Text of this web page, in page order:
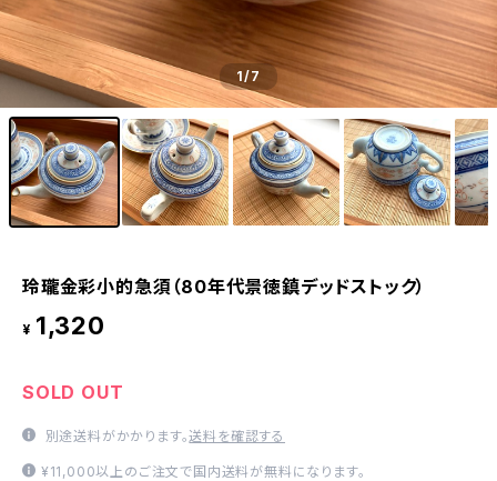
1/7
玲瓏金彩小的急須（80年代景徳鎮デッドストック）
¥ 1,320
SOLD OUT
別途送料がかかります。送料を確認する
¥11,000以上のご注文で国内送料が無料になります。